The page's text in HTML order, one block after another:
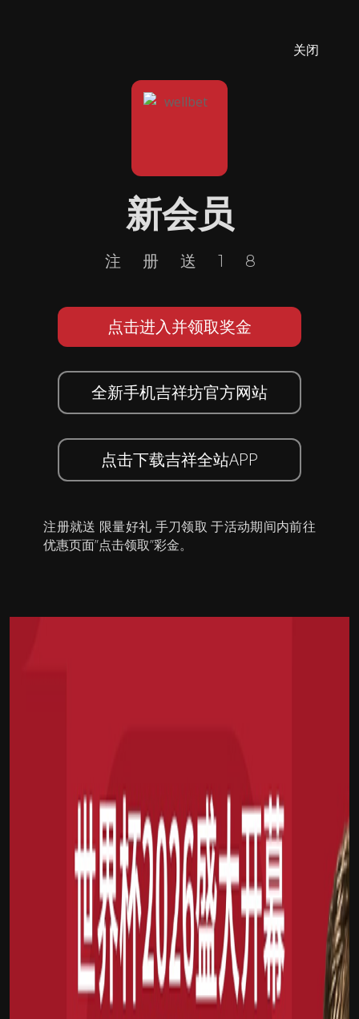
关闭
新会员
注册送18
点击进入并领取奖金
全新手机吉祥坊官方网站
点击下载吉祥全站APP
注册就送 限量好礼 手刀领取 于活动期间内前往
优惠页面”点击领取”彩金。